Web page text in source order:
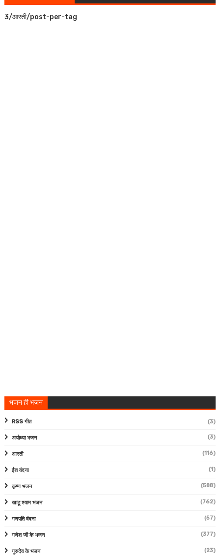
3/आरती/post-per-tag
भजन ही भजन
RSS गीत (3)
अयोध्या भजन (3)
आरती (116)
ईश वंदना (1)
कृष्ण भजन (588)
खाटू श्याम भजन (762)
गणपति वंदना (57)
गणेश जी के भजन (377)
गुरुदेव के भजन (23)